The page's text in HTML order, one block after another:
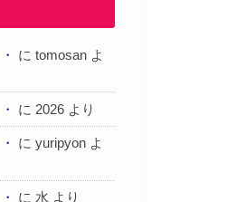
に tomosan よ
に 2026 より
に yuripyon よ
に 水 より